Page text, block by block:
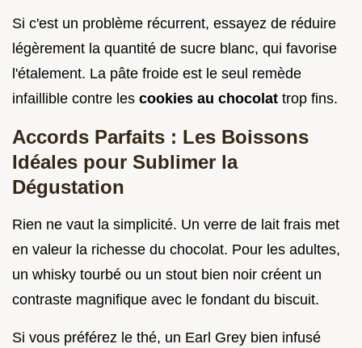
Si c'est un problème récurrent, essayez de réduire
légèrement la quantité de sucre blanc, qui favorise
l'étalement. La pâte froide est le seul remède
infaillible contre les cookies au chocolat trop fins.
Accords Parfaits : Les Boissons
Idéales pour Sublimer la
Dégustation
Rien ne vaut la simplicité. Un verre de lait frais met
en valeur la richesse du chocolat. Pour les adultes,
un whisky tourbé ou un stout bien noir créent un
contraste magnifique avec le fondant du biscuit.
Si vous préférez le thé, un Earl Grey bien infusé